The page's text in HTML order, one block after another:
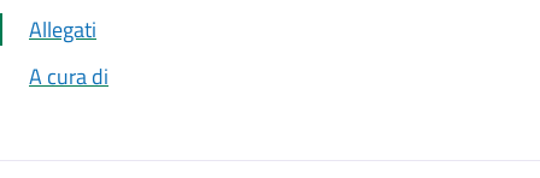
Allegati
A cura di